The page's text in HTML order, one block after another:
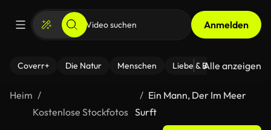
Anmelden
Coverr+ Die Natur Menschen Liebe & Beziehungen
Alle anzeigen
Heim
Kostenlose Stockfotos
Ein Mann, Der Im Meer
Surft